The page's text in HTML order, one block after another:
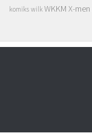
komiks wilk WKKM X-men